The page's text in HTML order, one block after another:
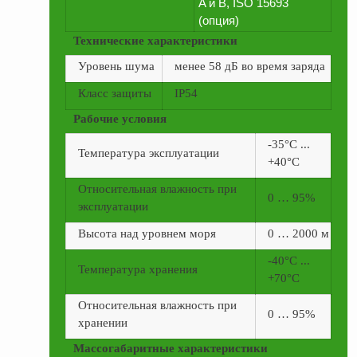
A и B, ISO 15693
(опция)
Технические характеристики
Уровень шума
менее 58 дБ во время заряда
Класс защиты
IP54
Рабочие условия
Температура эксплуатации
-35°С ...
+40°С
Относительная влажность при
эксплуатации
0 … 95%
Высота над уровнем моря 0 … 2000 м
Температура хранения
-40°С ...
+70°С
Относительная влажность при
хранении
0 … 95%
Массогабаритные характеристики